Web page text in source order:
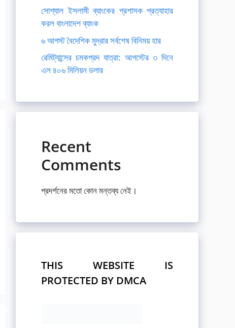
সোশ্যাল ইসলামী ব্যাংকের প্রশাসক প্রত্যাহার
করল বাংলাদেশ ব্যাংক
৬ আগস্ট বৈদেশিক মুদ্রার সর্বশেষ বিনিময় হার
রেমিট্যান্সের চমকপ্রদ যাত্রা: আগস্টের ৩ দিনে
এল ৪০৬ মিলিয়ন ডলার
Recent
Comments
প্রদর্শনের মতো কোন মন্তব্য নেই।
THIS WEBSITE IS
PROTECTED BY DMCA